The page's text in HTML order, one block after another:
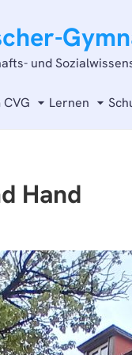
und
Lernen
Hand